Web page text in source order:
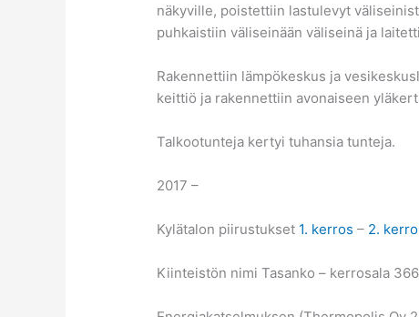
näkyville, poistettiin lastulevyt
puhkaistiin väliseinään väliseinä ja
Rakennettiin lämpökeskus ja
keittiö ja rakennettiin avonaiseen
Talkootunteja kertyi tuhansia tunteja.
2017 –
Kylätalon piirustukset 1. kerros – 2.
Kiinteistön nimi Tasanko – kerrosala